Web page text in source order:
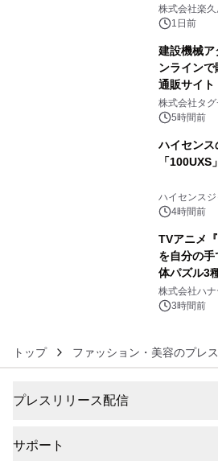
メニューを
株式会社楽久
1日前
建設機械ア
ンライン
通販サイト
プン
株式会社タ
5時間前
ハイセンス
「
ハイセンス
4時間前
TVアニメ
を自分の
体パズル3
ギミックが
ルが8月7日
株式会社ハナ
3時間前
トップ ファッション・美容のプレ
プレスリリース配信
サポート